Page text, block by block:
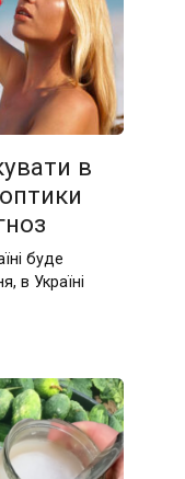
в
буде
в Україні